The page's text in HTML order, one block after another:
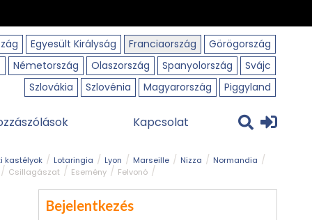
Egyesült Királyság Franciaország
Görögország
Németország Olaszország Spanyolország
Svájc
Szlovákia
Szlovénia Magyarország Piggyland
Kapcsolat
kastélyok Lotaringia Lyon Marseille Nizza
Normandia
Csillagászat Esemény
Felvonó
Bejelentkezés